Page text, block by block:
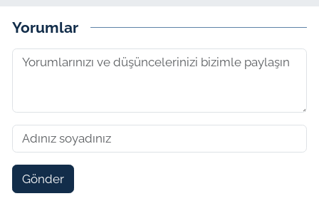
Yorumlar
Gönder